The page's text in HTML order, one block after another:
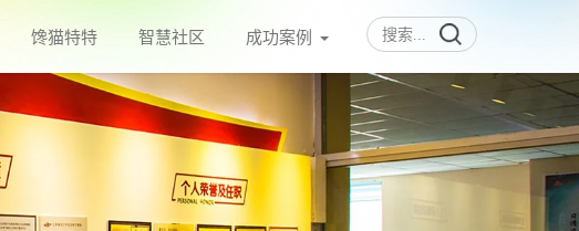
馋猫特特 智慧社区 成功案例